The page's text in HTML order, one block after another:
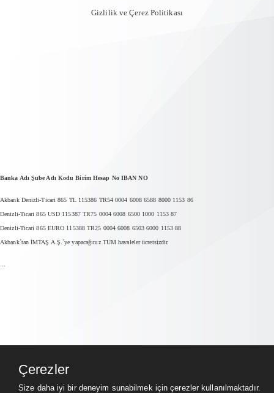
Gizlilik ve Çerez Politikası
Banka Adı Şube Adı Kodu Birim Hesap No IBAN NO
Akbank Denizli-Ticari 865 TL 115386 TR54 0004 6008 6588 8000 1153 86
Denizli-Ticari 865 USD 115387 TR75 0004 6008 6500 1000 1153 87
Denizli-Ticari 865 EURO 115388 TR25 0004 6008 6503 6000 1153 88
Akbank´tan İMTAŞ A.Ş.´ye yapacağınız TÜM havaleler ücretsizdir.
Çerezler
Size daha iyi bir deneyim sunabilmek için çerezler kullanılmaktadır.